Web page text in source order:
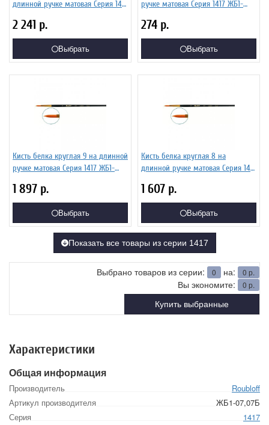
длинной ручке матовая Серия 1417
2 241 р.
Выбрать
ручке матовая Серия 1417 ЖБ1-
274 р.
Выбрать
Кисть белка круглая 9 на длинной
ручке матовая Серия 1417 ЖБ1-
1 897 р.
Выбрать
Кисть белка круглая 8 на
длинной ручке матовая Серия 1417
1 607 р.
Выбрать
Показать все товары из серии 1417
Выбрано товаров из серии: 0 на: 0 р.
Вы экономите: 0 р.
Купить выбранные
Характеристики
Общая информация
Производитель
Roubloff
Артикул производителя
ЖБ1-07,07Б
Серия
1417